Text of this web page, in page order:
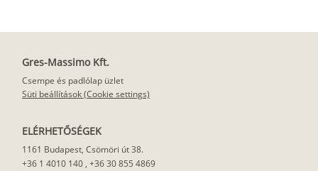
Gres-Massimo Kft.
Csempe és padlólap üzlet
Süti beállítások (Cookie settings)
ELÉRHETŐSÉGEK
1161 Budapest, Csömöri út 38.
+36 1 4010 140 , +36 30 855 4869